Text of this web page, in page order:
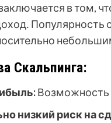
в том,
Скальпинга:
Возможность
низкий риск на